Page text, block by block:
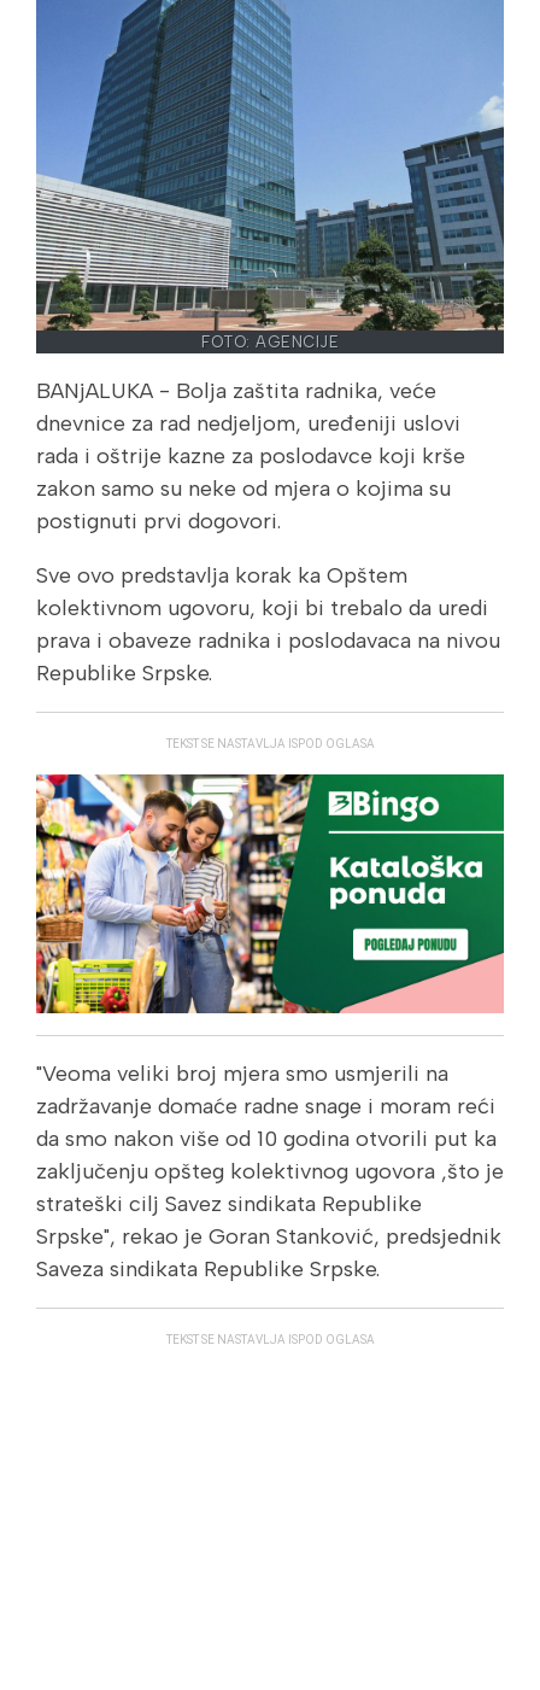
FOTO: AGENCIJE
BANjALUKA - Bolja zaštita radnika, veće
dnevnice za rad nedjeljom, uređeniji uslovi
rada i oštrije kazne za poslodavce koji krše
zakon samo su neke od mjera o kojima su
postignuti prvi dogovori.
Sve ovo predstavlja korak ka Opštem
kolektivnom ugovoru, koji bi trebalo da uredi
prava i obaveze radnika i poslodavaca na nivou
Republike Srpske.
TEKST SE NASTAVLJA ISPOD OGLASA
"Veoma veliki broj mjera smo usmjerili na
zadržavanje domaće radne snage i moram reći
da smo nakon više od 10 godina otvorili put ka
zaključenju opšteg kolektivnog ugovora ,što je
strateški cilj Savez sindikata Republike
Srpske", rekao je Goran Stanković, predsjednik
Saveza sindikata Republike Srpske.
TEKST SE NASTAVLJA ISPOD OGLASA